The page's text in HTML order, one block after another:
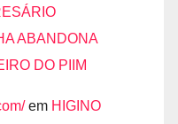
ABANDONA
DO PIIM
em HIGINO